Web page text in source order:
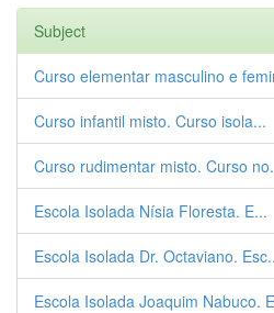
Subject
Curso elementar masculino e
Curso infantil misto. Curso isola...
Curso rudimentar misto. Curso
Escola Isolada Nísia Floresta. E...
Escola Isolada Dr. Octaviano.
Escola Isolada Joaquim Nabuco.